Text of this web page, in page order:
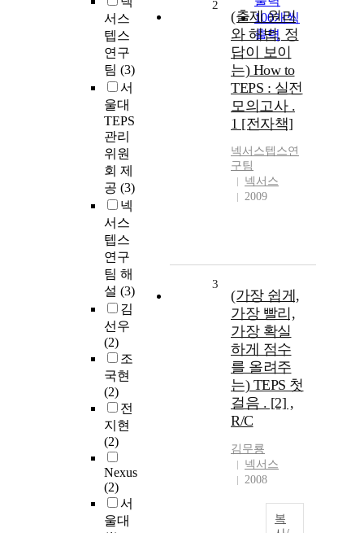
서스
텝스
연구
팀 (3)
서
울대
TEPS
관리
위원
회 제
공 (3)
넥
서스
텝스
연구
팀 해
설 (3)
김
선우
(2)
조
국현
(2)
전
지현
(2)
Nexus
(2)
서
울대
100개씩
출력
2
(출제 원리
와 해법, 정
답이 보이
는) How to
TEPS : 실전
모의고사 .
1 [전자책]
넥서스텝스연
구팀
넥서스
2009
3
(가장 쉽게,
가장 빨리,
가장 확실
하게 점수
를 올려주
는) TEPS 첫
걸음 . [2] ,
R/C
김무룡
넥서스
2008
복